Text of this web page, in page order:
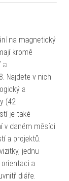
na magnetický
kromě
a
Najdete v nich
a
(42
je také
v daném měsíci
a projektů.
jednu
a
diáře.